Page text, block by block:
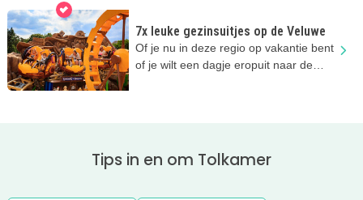
7x leuke gezinsuitjes op de Veluwe
Of je nu in deze regio op vakantie bent
of je wilt een dagje eropuit naar de
Tips in en om Tolkamer